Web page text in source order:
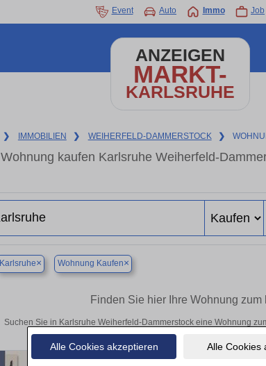
Alle Cookies akzeptieren Alle Cookies
Event Auto Immo Job
ANZEIGEN
MARKT-
KARLSRUHE
❯ IMMOBILIEN ❯ WEIHERFELD-DAMMERSTOCK ❯
Wohnung kaufen Karlsruhe Weiherfeld-
Karlsruhe× Wohnung Kaufen×
Finden Sie hier Ihre Wohnung
Suchen Sie in Karlsruhe Weiherfeld-Dammerstock eine Wohnung
als Kapitalanlage oder zur Vermietung – hier finden Sie